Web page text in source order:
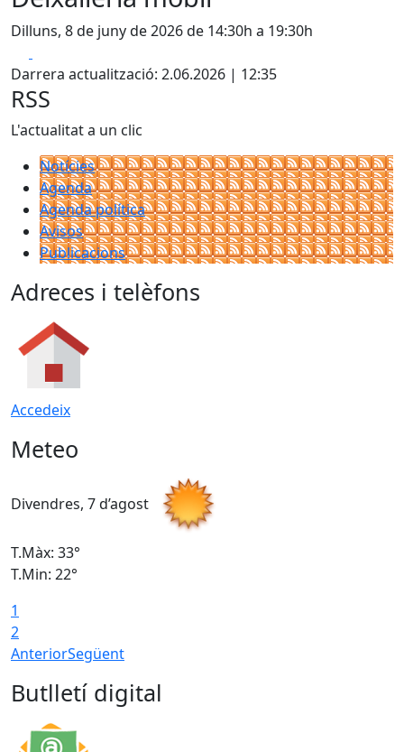
Dilluns, 8 de juny de 2026 de 14:30h a 19:30h
Darrera actualització: 2.06.2026 | 12:35
RSS
L'actualitat a un clic
Notícies
Agenda
Agenda política
Avisos
Publicacions
Adreces i telèfons
Accedeix
Meteo
Divendres, 7 d’agost
T.Màx: 33°
T.Min: 22°
1
2
AnteriorSegüent
Butlletí digital